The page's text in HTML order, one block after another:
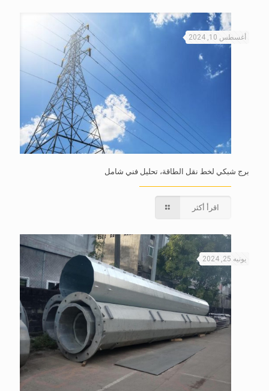
أغسطس 10, 2024
برج شبكي لخط نقل الطاقة، تحليل فني شامل
اقرأ أكثر
يونيه 25, 2024